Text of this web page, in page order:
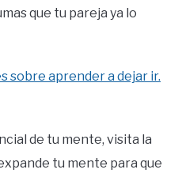
que tu pareja ya lo
sobre aprender a dejar ir.
de tu mente, visita la
tu mente para que